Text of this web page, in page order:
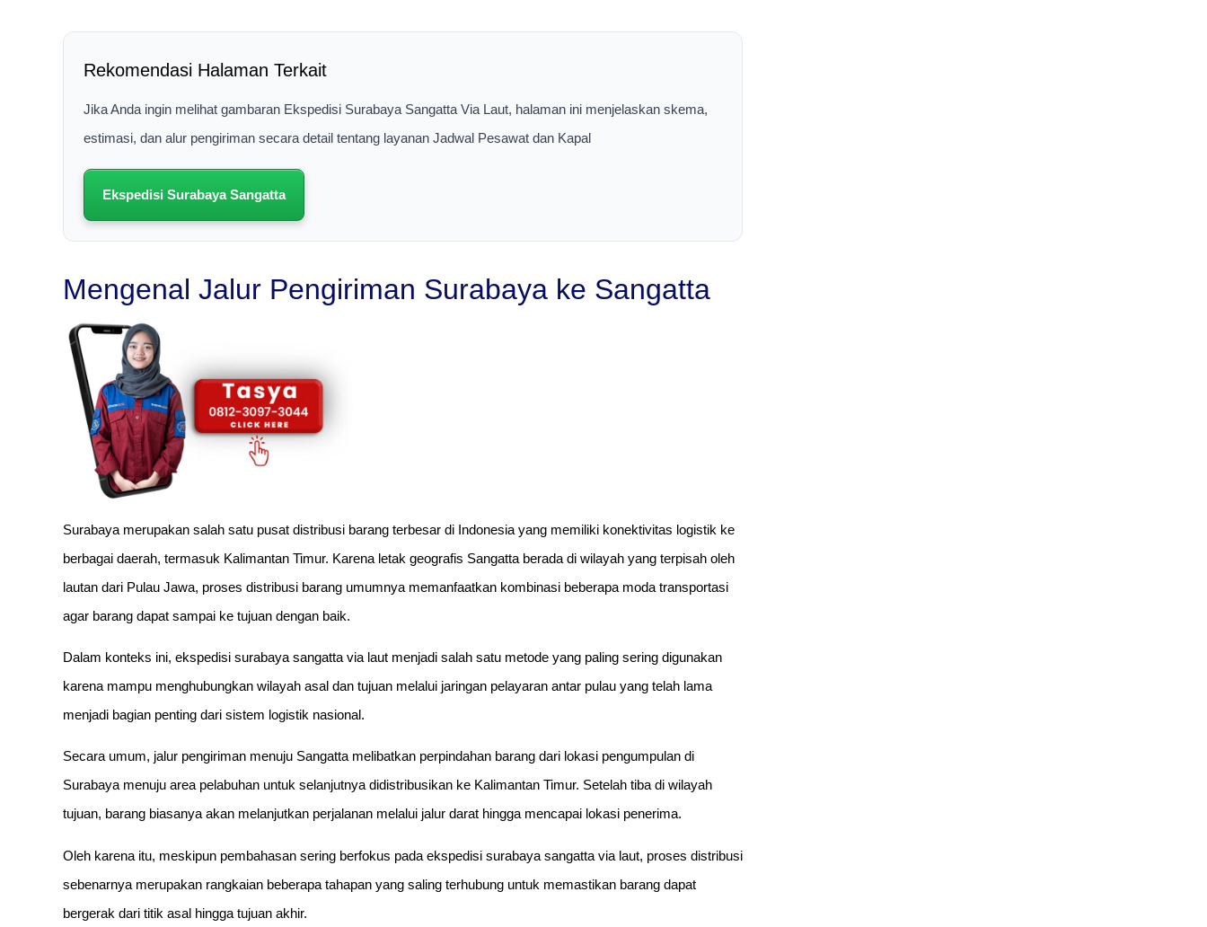
Rekomendasi Halaman Terkait
Jika Anda ingin melihat gambaran Ekspedisi Surabaya Sangatta Via Laut, halaman ini menjelaskan skema,
estimasi, dan alur pengiriman secara detail tentang layanan Jadwal Pesawat dan Kapal
Ekspedisi Surabaya Sangatta
Mengenal Jalur Pengiriman Surabaya ke Sangatta
Surabaya merupakan salah satu pusat distribusi barang terbesar di Indonesia yang memiliki konektivitas logistik ke
berbagai daerah, termasuk Kalimantan Timur. Karena letak geografis Sangatta berada di wilayah yang terpisah oleh
lautan dari Pulau Jawa, proses distribusi barang umumnya memanfaatkan kombinasi beberapa moda transportasi
agar barang dapat sampai ke tujuan dengan baik.
Dalam konteks ini, ekspedisi surabaya sangatta via laut menjadi salah satu metode yang paling sering digunakan
karena mampu menghubungkan wilayah asal dan tujuan melalui jaringan pelayaran antar pulau yang telah lama
menjadi bagian penting dari sistem logistik nasional.
Secara umum, jalur pengiriman menuju Sangatta melibatkan perpindahan barang dari lokasi pengumpulan di
Surabaya menuju area pelabuhan untuk selanjutnya didistribusikan ke Kalimantan Timur. Setelah tiba di wilayah
tujuan, barang biasanya akan melanjutkan perjalanan melalui jalur darat hingga mencapai lokasi penerima.
Oleh karena itu, meskipun pembahasan sering berfokus pada ekspedisi surabaya sangatta via laut, proses distribusi
sebenarnya merupakan rangkaian beberapa tahapan yang saling terhubung untuk memastikan barang dapat
bergerak dari titik asal hingga tujuan akhir.